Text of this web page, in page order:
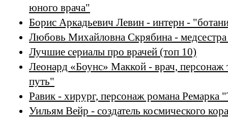
юного врача"
Борис Аркадьевич Левин - интерн -
Любовь Михайловна Скрябина -
Лучшие сериалы про врачей (топ 10)
Леонард «Боунс» Маккой - врач, персонаж
путь"
Равик - хирург, персонаж романа Ремарка
Уильям Вейр - создатель космического